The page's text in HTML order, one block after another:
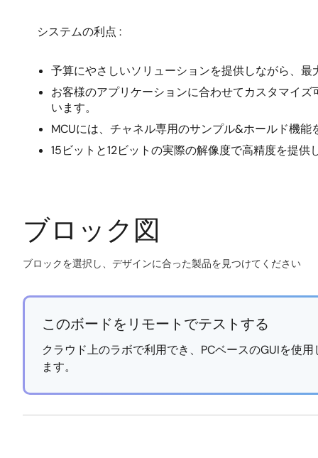
システムの利点 :
予算にやさしいソリューションを提供しながら、
お客様のアプリケーションに合わせてカスタマイ
います。
MCUには、チャネル専用のサンプル&ホールド機能
15ビットと12ビットの実際の解像度で高精度を提供
ブロック図
ブロックを選択し、デザインに合った製品を見つけてください
interactive
diagram
このボードをリモートでテストする
クラウド上のラボで利用でき、PCベースのGUIを使
ます。